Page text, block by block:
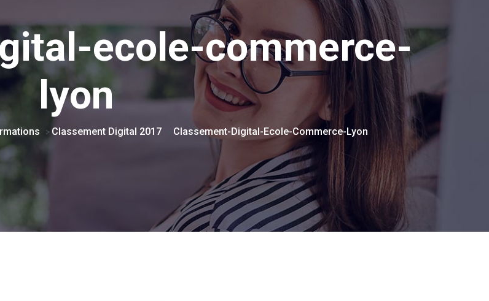
ecole-commerce-
lyon
> Classement Digital 2017 Classement-Digital-Ecole-Commerce-Lyon